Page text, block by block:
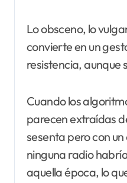
Lo obsceno, lo
convierte en un
resistencia, aunque
Cuando los
parecen extraídas
sesenta pero con
ninguna radio
aquella época, lo